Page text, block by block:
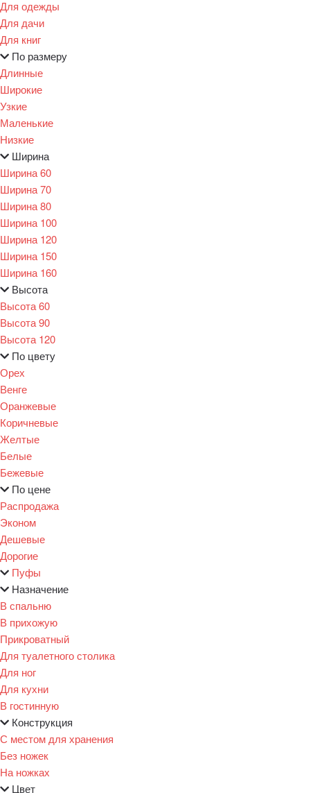
Для одежды
Для дачи
Для книг
По размеру
Длинные
Широкие
Узкие
Маленькие
Низкие
Ширина
Ширина 60
Ширина 70
Ширина 80
Ширина 100
Ширина 120
Ширина 150
Ширина 160
Высота
Высота 60
Высота 90
Высота 120
По цвету
Орех
Венге
Оранжевые
Коричневые
Желтые
Белые
Бежевые
По цене
Распродажа
Эконом
Дешевые
Дорогие
Пуфы
Назначение
В спальню
В прихожую
Прикроватный
Для туалетного столика
Для ног
Для кухни
В гостинную
Конструкция
С местом для хранения
Без ножек
На ножках
Цвет